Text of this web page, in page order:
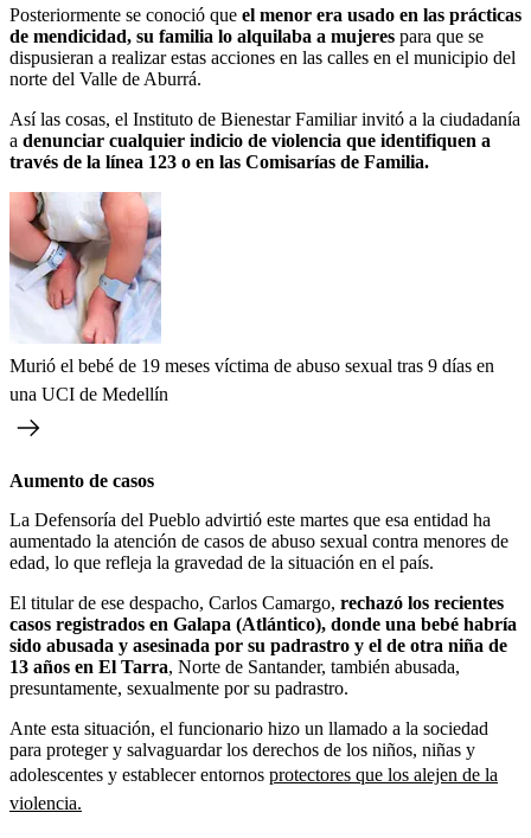
Posteriormente se conoció que el menor era usado en las prácticas
de mendicidad, su familia lo alquilaba a mujeres para que se
dispusieran a realizar estas acciones en las calles en el municipio del
norte del Valle de Aburrá.
Así las cosas, el Instituto de Bienestar Familiar invitó a la ciudadanía
a denunciar cualquier indicio de violencia que identifiquen a
través de la línea 123 o en las Comisarías de Familia.
Murió el bebé de 19 meses víctima de abuso sexual tras 9 días en
una UCI de Medellín
Aumento de casos
La Defensoría del Pueblo advirtió este martes que esa entidad ha
aumentado la atención de casos de abuso sexual contra menores de
edad, lo que refleja la gravedad de la situación en el país.
El titular de ese despacho, Carlos Camargo, rechazó los recientes
casos registrados en Galapa (Atlántico), donde una bebé habría
sido abusada y asesinada por su padrastro y el de otra niña de
13 años en El Tarra, Norte de Santander, también abusada,
presuntamente, sexualmente por su padrastro.
Ante esta situación, el funcionario hizo un llamado a la sociedad
para proteger y salvaguardar los derechos de los niños, niñas y
adolescentes y establecer entornos protectores que los alejen de la
violencia.